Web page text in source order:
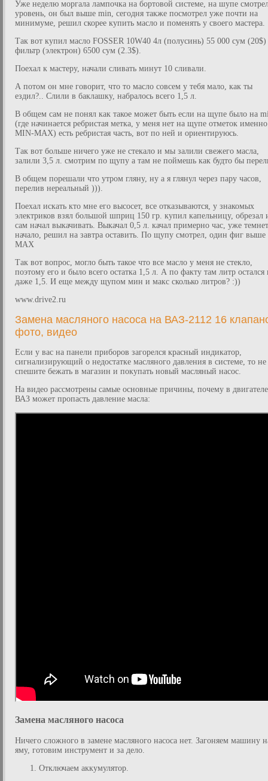
Уже неделю моргала лампочка на бортовой системе, на шупе
уровень, он был выше min, сегодня также посмотрел уже почти на
минимуме, решил скорее купить масло и поменять у своего мастера.
Так вот купил масло FOSSER 10W40 4л (полусинь) 55 000 сум
фильтр (электрон) 6500 сум (2.3$).
Поехал к мастеру, начали сливать минут 10 сливали.
А потом он мне говорит, что то масло совсем у тебя мало, как ты
ездил?.. Слили в баклашку, набралось всего 1,5 л.
В общем сам не понял как такое может быть если на щупе было на
(где начинается ребристая метка, у меня нет на щупе отметок именно
MIN-MAX) есть ребристая часть, вот по ней и ориентируюсь.
Так вот больше ничего уже не стекало и мы залили свежего масла,
залили 3,5 л. смотрим по щупу а там не поймешь как будто бы
В общем порешали что утром гляну, ну а я глянул через пару часов,
перелив нереальный ))).
Поехал искать кто мне его высосет, все отказываются, у знакомых
электриков взял большой шприц 150 гр. купил капельницу, обрезал
сам начал выкачивать. Выкачал 0,5 л. качал примерно час, уже
начало, решил на завтра оставить. По щупу смотрел, один фиг выше
MAX
Так вот вопрос, могло быть такое что все масло у меня не стекло,
поэтому его и было всего остатка 1,5 л. А по факту там литр остался
даже 1,5. И еще между щупом мин и макс сколько литров? :))
www.drive2.ru
Замена масляного насоса на ВАЗ-2112 16
фото, видео
Если у вас на панели приборов загорелся красный индикатор,
сигнализирующий о недостатке масляного давления в системе, то не
спешите бежать в магазин и покупать новый масляный насос.
На видео рассмотрены самые основные причины, почему в двигателе
ВАЗ может пропасть давление масла:
Замена масляного насоса
Ничего сложного в замене масляного насоса нет. Загоняем машину
яму, готовим инструмент и за дело.
Отключаем аккумулятор.